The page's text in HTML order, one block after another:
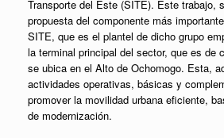
Transporte del Este (SITE). Este trabajo,
propuesta del componente más
SITE, que es el plantel de dicho grupo
la terminal principal del sector, que es de
se ubica en el Alto de Ochomogo. Esta,
actividades operativas, básicas y
promover la movilidad urbana eficiente,
de modernización.